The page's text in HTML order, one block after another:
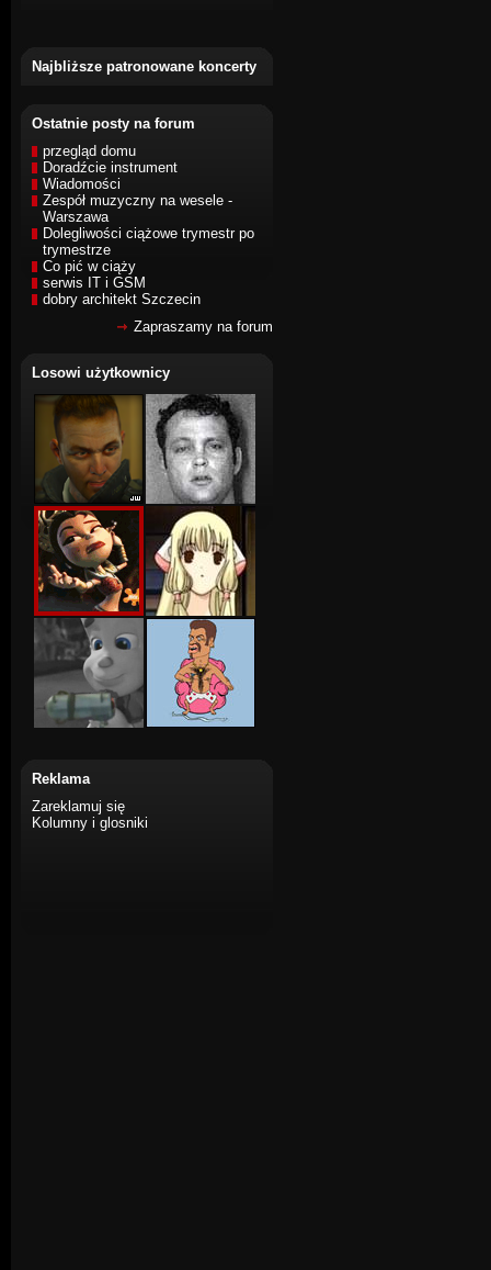
Najbliższe patronowane koncerty
Ostatnie posty na forum
przegląd domu
Doradźcie instrument
Wiadomości
Zespół muzyczny na wesele -
Warszawa
Dolegliwości ciążowe trymestr po
trymestrze
Co pić w ciąży
serwis IT i GSM
dobry architekt Szczecin
Zapraszamy na forum
Losowi użytkownicy
Reklama
Zareklamuj się
Kolumny i glosniki